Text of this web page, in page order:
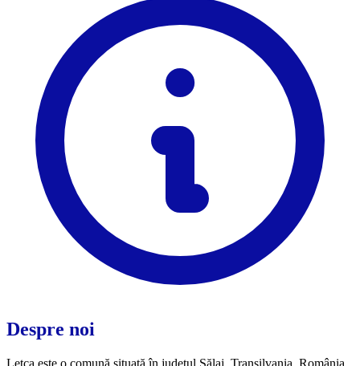
Despre noi
Letca este o comună situată în județul Sălaj, Transilvania, România,